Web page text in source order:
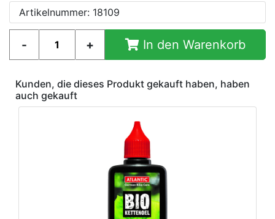
Artikelnummer: 18109
In den Warenkorb
Kunden, die dieses Produkt gekauft haben, haben
auch gekauft